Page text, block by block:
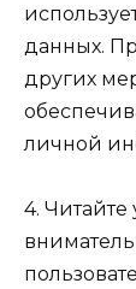
данных.
других
личной
4.